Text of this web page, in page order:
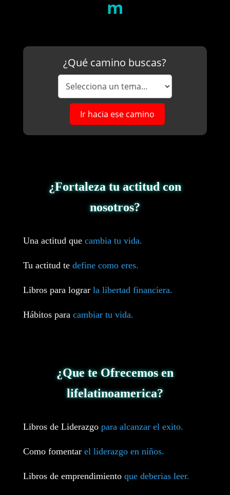
m
¿Qué camino buscas?
Ir hacia ese camino
¿Fortaleza tu actitud con
nosotros?
Una actitud que cambia tu vida.
Tu actitud te define como eres.
Libros para lograr la libertad financiera.
Hábitos para cambiar tu vida.
¿Que te Ofrecemos en
lifelatinoamerica?
Libros de Liderazgopara alcanzar el exito.
Como fomentar el liderazgo en niños.
Libros de emprendimiento que deberias leer.